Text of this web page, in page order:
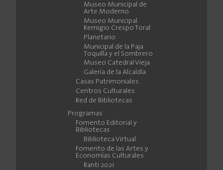
Museo Municipal de
Arte Moderno
Museo Municipal
Remigio Crespo Toral
Planetario
Municipal de la Paja
Toquilla y el Sombrero
Museo Catedral Vieja
Galería de la Alcaldía
Casas Patrimoniales
Centros Culturales
Red de Bibliotecas
Programas
Fomento Editorial y
Bibliotecas
Biblioteca Virtual
Fomento de las Artes y
Economías Culturales
Ranti 2021